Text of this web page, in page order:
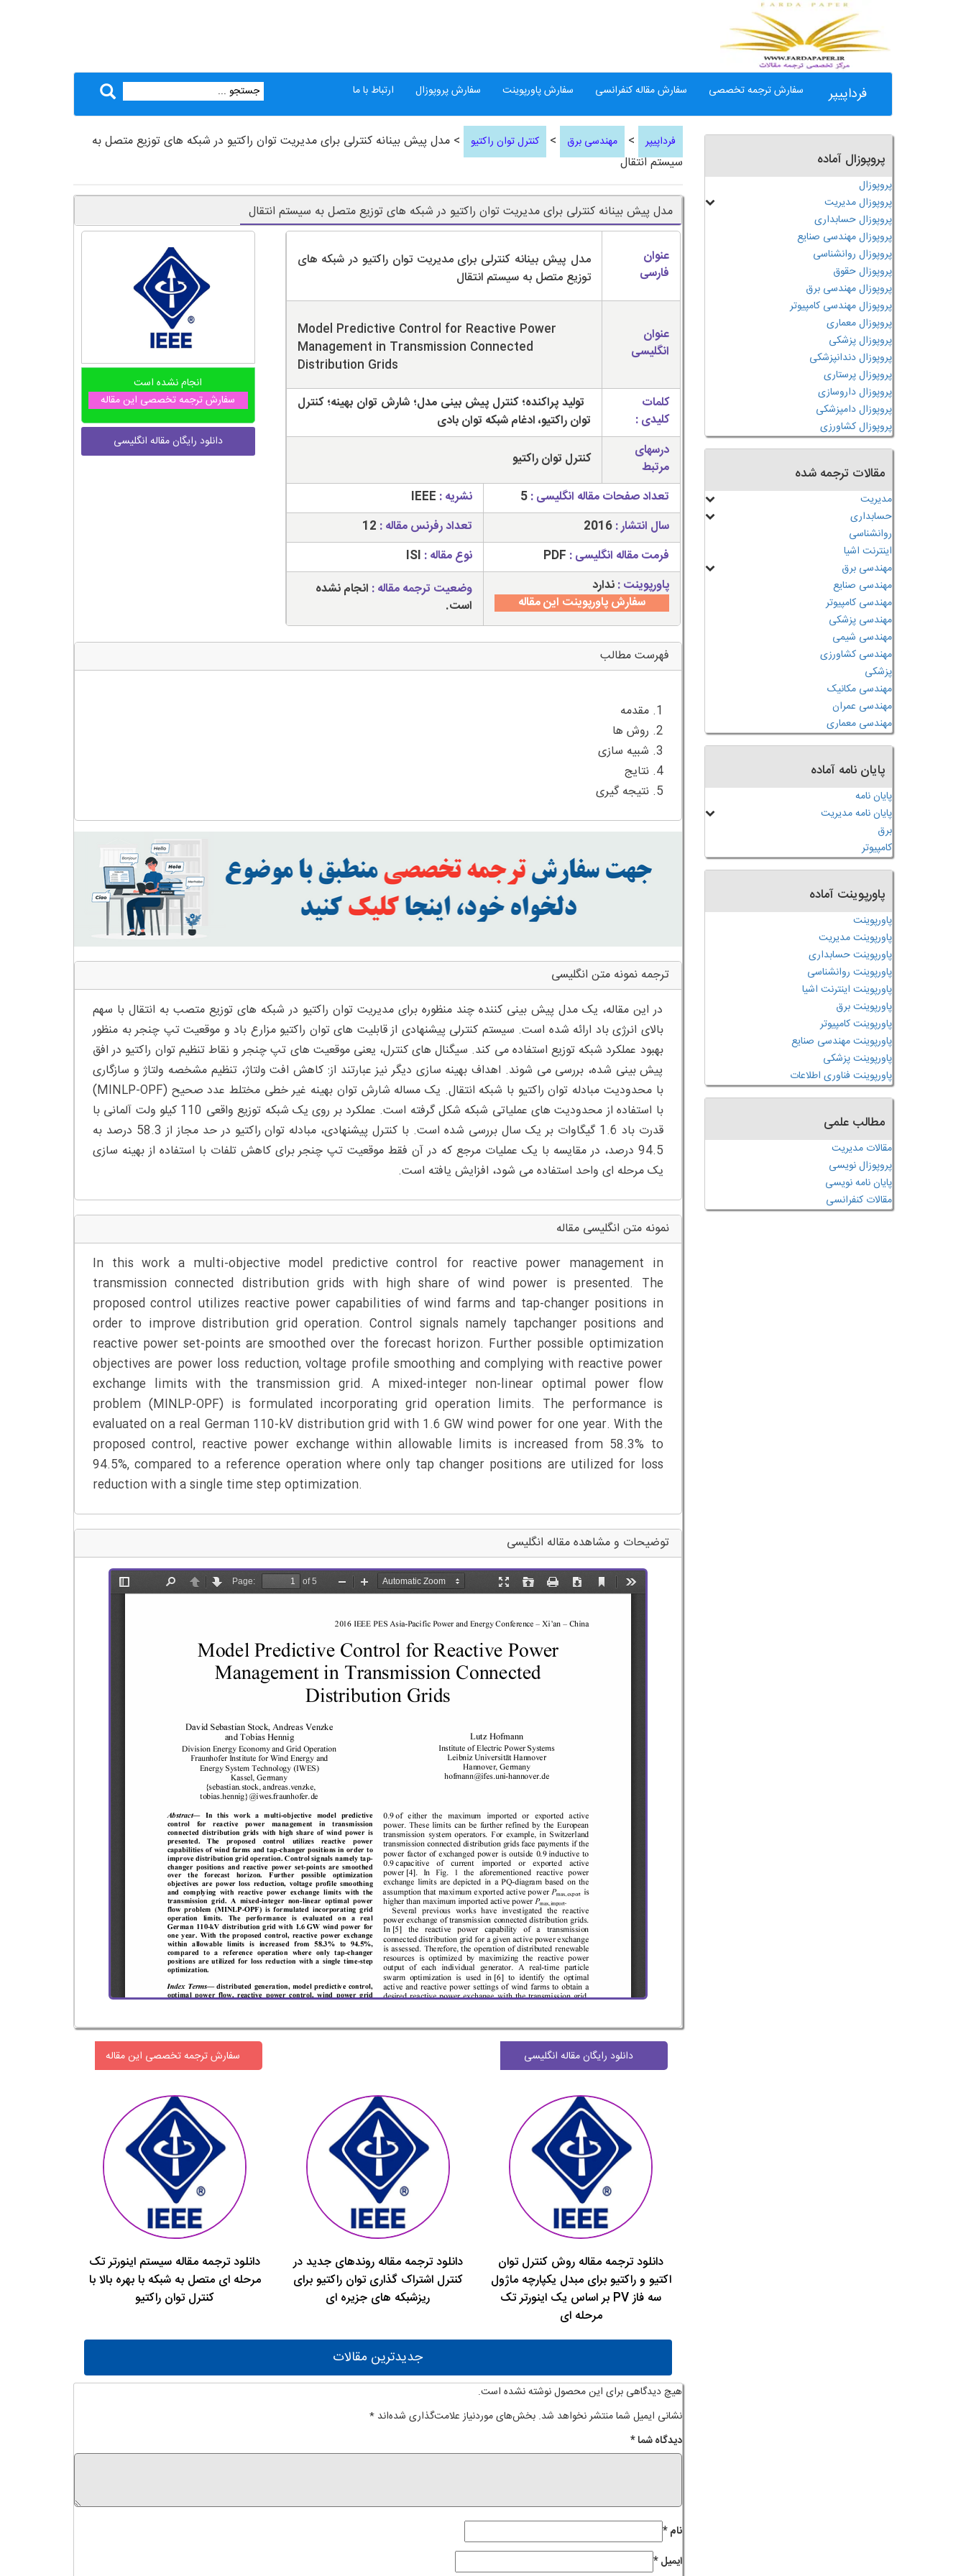
فرداپیپر سفارش ترجمه تخصصی سفارش مقاله کنفرانسی سفارش پاورپوینت سفارش پروپوزال ارتباط با ما
فرداپیپر > مهندسی برق > کنترل توان راکتیو
> مدل پیش بینانه کنترلی برای مدیریت توان راکتیو در شبکه های توزیع متصل به
سیستم انتقال
مدل پیش بینانه کنترلی برای مدیریت توان راکتیو در شبکه های توزیع متصل به سیستم انتقال
عنوان
فارسی
مدل پیش بینانه کنترلی برای مدیریت توان راکتیو در شبکه های
توزیع متصل به سیستم انتقال
عنوان
انگلیسی
Model Predictive Control for Reactive Power
Management in Transmission Connected
Distribution Grids
کلمات
کلیدی :
تولید پراکنده؛ کنترل پیش بینی مدل؛ شارش توان بهینه؛ کنترل
توان راکتیو، ادغام شبکه توان بادی
درسهای
مرتبط
کنترل توان راکتیو
تعداد صفحات مقاله انگلیسی :5 نشریه : IEEE
سال انتشار :2016 تعداد رفرنس مقاله : 12
فرمت مقاله انگلیسی : PDF نوع مقاله : ISI
پاورپوینت :ندارد
سفارش پاورپوینت این مقاله
وضعیت ترجمه مقاله : انجام نشده
است.
انجام نشده است
سفارش ترجمه تخصصی این مقاله
دانلود رایگان مقاله انگلیسی
فهرست مطالب
5. نتیجه گیری
ترجمه نمونه متن انگلیسی
در این مقاله، یک مدل پیش بینی کننده چند منظوره برای مدیریت توان راکتیو در شبکه های توزیع متصب به انتقال با سهم
بالای انرژی باد ارائه شده است. سیستم کنترلی پیشنهادی از قابلیت های توان راکتیو مزارع باد و موقعیت تپ چنجر به منظور
بهبود عملکرد شبکه توزیع استفاده می کند. سیگنال های کنترل، یعنی موقعیت های تپ چنجر و نقاط تنظیم توان راکتیو در افق
پیش بینی شده، بررسی می شوند. اهداف بهینه سازی دیگر نیز عبارتند از: کاهش افت ولتاژ، تنظیم مشخصه ولتاژ و سازگاری
با محدودیت مبادله توان راکتیو با شبکه انتقال. یک مساله شارش توان بهینه غیر خطی مختلط عدد صحیح (MINLP-OPF)
با استفاده از محدودیت های عملیاتی شبکه شکل گرفته است. عملکرد بر روی یک شبکه توزیع واقعی 110 کیلو ولت آلمانی با
قدرت باد 1.6 گیگاوات بر یک سال بررسی شده است. با کنترل پیشنهادی، مبادله توان راکتیو در حد مجاز از 58.3 درصد به
94.5 درصد، در مقایسه با یک عملیات مرجع که در آن فقط موقعیت تپ چنجر برای کاهش تلفات با استفاده از بهینه سازی
یک مرحله ای واحد استفاده می شود، افزایش یافته است.
نمونه متن انگلیسی مقاله
In this work a multi-objective model predictive control for reactive power management in
transmission connected distribution grids with high share of wind power is presented. The
proposed control utilizes reactive power capabilities of wind farms and tap-changer positions in
order to improve distribution grid operation. Control signals namely tapchanger positions and
reactive power set-points are smoothed over the forecast horizon. Further possible optimization
objectives are power loss reduction, voltage profile smoothing and complying with reactive power
exchange limits with the transmission grid. A mixed-integer non-linear optimal power flow
problem (MINLP-OPF) is formulated incorporating grid operation limits. The performance is
evaluated on a real German 110-kV distribution grid with 1.6 GW wind power for one year. With the
proposed control, reactive power exchange within allowable limits is increased from 58.3% to
94.5%, compared to a reference operation where only tap changer positions are utilized for loss
reduction with a single time step optimization.
توضیحات و مشاهده مقاله انگلیسی
دانلود رایگان مقاله انگلیسی سفارش ترجمه تخصصی این مقاله
دانلود ترجمه مقاله روش کنترل توان
اکتیو و راکتیو برای مبدل یکپارچه ماژول
سه فاز PV بر اساس یک اینورتر تک
مرحله ای
دانلود ترجمه مقاله روندهای جدید در
کنترل اشتراک گذاری توان راکتیو برای
ریزشبکه های جزیره ای
دانلود ترجمه مقاله سیستم اینورتر تک
مرحله ای متصل به شبکه با بهره بالا با
کنترل توان راکتیو
جدیدترین مقالات
هیچ دیدگاهی برای این محصول نوشته نشده است.
نشانی ایمیل شما منتشر نخواهد شد. بخش‌های موردنیاز علامت‌گذاری شده‌اند*
دیدگاه شما*
نام*
ایمیل*
پروپوزال آماده
پروپوزال
پروپوزال مدیریت
پروپوزال حسابداری
پروپوزال مهندسی صنایع
پروپوزال روانشناسی
پروپوزال حقوق
پروپوزال مهندسی برق
پروپوزال مهندسی کامپیوتر
پروپوزال معماری
پروپوزال پزشکی
پروپوزال دندانپزشکی
پروپوزال پرستاری
پروپوزال داروسازی
پروپوزال دامپزشکی
پروپوزال کشاورزی
مقالات ترجمه شده
مدیریت
حسابداری
روانشناسی
اینترنت اشیا
مهندسی برق
مهندسی صنایع
مهندسی کامپیوتر
مهندسی پزشکی
مهندسی شیمی
مهندسی کشاورزی
پزشکی
مهندسی مکانیک
مهندسی عمران
مهندسی معماری
پایان نامه آماده
پایان نامه
پایان نامه مدیریت
برق
کامپیوتر
پاورپوینت آماده
پاورپوینت
پاورپوینت مدیریت
پاورپوینت حسابداری
پاورپوینت روانشناسی
پاورپوینت اینترنت اشیا
پاورپوینت برق
پاورپوینت کامپیوتر
پاورپوینت مهندسی صنایع
پاورپوینت پزشکی
پاورپوینت فناوری اطلاعات
مطالب علمی
مقالات مدیریت
پروپوزال نویسی
پایان نامه نویسی
مقالات کنفرانسی